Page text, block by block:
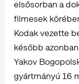
elsősorban a
filmesek
Kodak vezette
később
Yakov
gyártmányú 16